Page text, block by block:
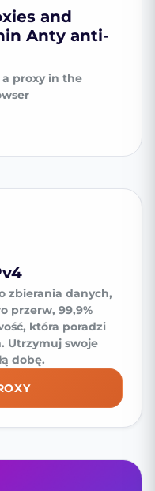
and
Anty anti-
proxy in the
zbierania danych,
przerw, 99,9%
która poradzi
Utrzymuj swoje
dobę.